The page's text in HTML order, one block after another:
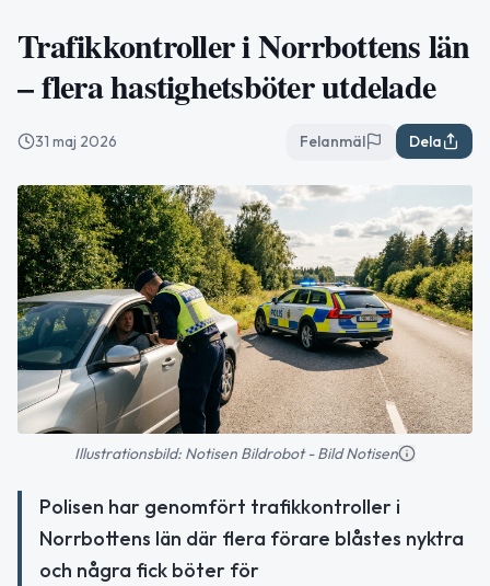
Trafikkontroller i Norrbottens län
– flera hastighetsböter utdelade
31 maj 2026 Felanmäl Dela
Illustrationsbild: Notisen Bildrobot - Bild Notisen
Polisen har genomfört trafikkontroller i
Norrbottens län där flera förare blåstes nyktra
och några fick böter för